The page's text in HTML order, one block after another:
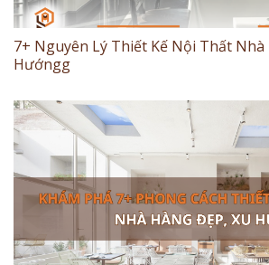
7+ Nguyên Lý Thiết Kế Nội Thất Nhà
Hướngg